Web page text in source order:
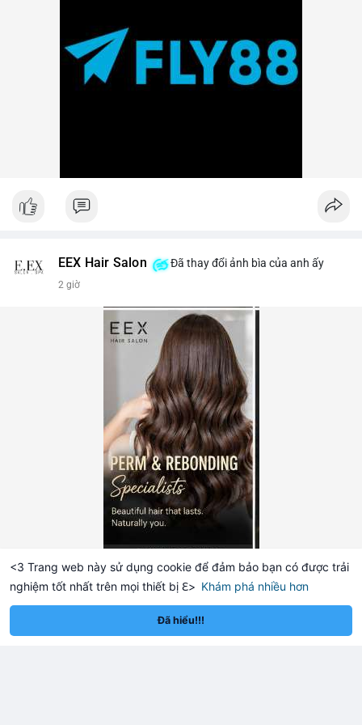
<3 Trang web này sử dụng cookie để đảm bảo bạn có được trải
nghiệm tốt nhất trên mọi thiết bị ℇ> Khám phá nhiều hơn
Đã hiểu!!!
+1.39% Solana SOL $73.94 +0.78% BNB
EEX Hair Salon Đã thay đổi ảnh bìa của anh ấy
2 giờ
Tải nhiều bài viết hơn